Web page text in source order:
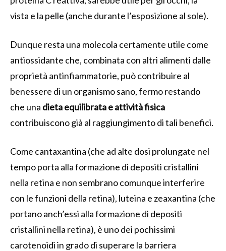
vista e la pelle (anche durante l’esposizione al sole).
Dunque resta una molecola certamente utile come
antiossidante che, combinata con altri alimenti dalle
proprietà antinfiammatorie, può contribuire al
benessere di un organismo sano, fermo restando
che una dieta equilibrata e attività fisica
contribuiscono già al raggiungimento di tali benefici.
Come cantaxantina (che ad alte dosi prolungate nel
tempo porta alla formazione di depositi cristallini
nella retina e non sembrano comunque interferire
con le funzioni della retina), luteina e zeaxantina (che
portano anch’essi alla formazione di depositi
cristallini nella retina), è uno dei pochissimi
carotenoidi in grado di superare la barriera